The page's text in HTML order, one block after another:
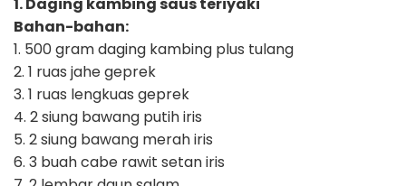
Bahan-bahan:
1. 500 gram daging kambing plus tulang
2. 1 ruas jahe geprek
3. 1 ruas lengkuas geprek
4. 2 siung bawang putih iris
5. 2 siung bawang merah iris
6. 3 buah cabe rawit setan iris